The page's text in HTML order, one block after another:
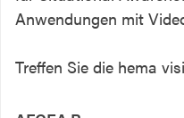
Anwendungen mit
Treffen Sie die hema